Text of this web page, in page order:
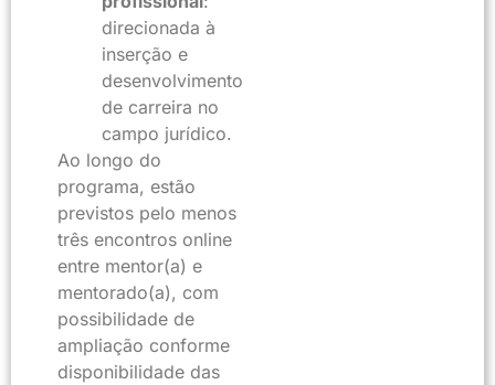
direcionada à
inserção e
desenvolvimento
de carreira no
campo jurídico.
Ao longo do
programa, estão
previstos pelo menos
três encontros online
entre mentor(a) e
mentorado(a), com
possibilidade de
ampliação conforme
disponibilidade das